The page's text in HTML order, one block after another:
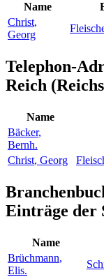
Name
Christ,
Georg
Telephon-
Reich
Name
Bäcker,
Bernh.
Christ, Georg
Einträge der
Name
Brüchmann,
Elis.